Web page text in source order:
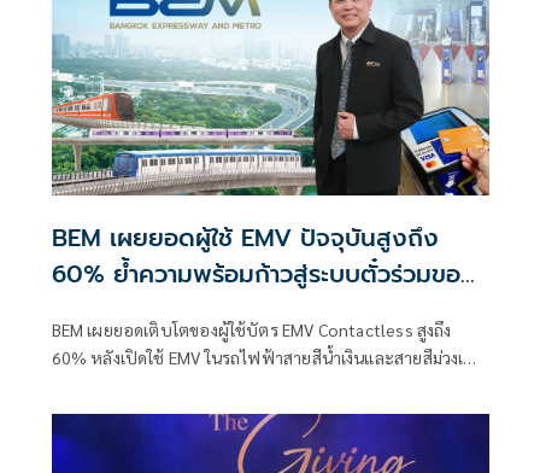
BEM เผยยอดผู้ใช้ EMV ปัจจุบันสูงถึง
60% ย้ำความพร้อมก้าวสู่ระบบตั๋วร่วมของ
BEM เผยยอดเติบโตของผู้ใช้บัตร EMV Contactless สูงถึง
60% หลังเปิดใช้ EMV ในรถไฟฟ้าสายสีน้ำเงินและสายสีม่วงเต็ม